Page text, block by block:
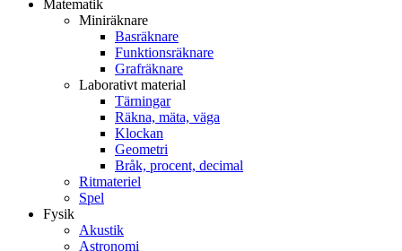
Matematik
Miniräknare
Basräknare
Funktionsräknare
Grafräknare
Laborativt material
Tärningar
Räkna, mäta, väga
Klockan
Geometri
Bråk, procent, decimal
Ritmateriel
Spel
Fysik
Akustik
Astronomi